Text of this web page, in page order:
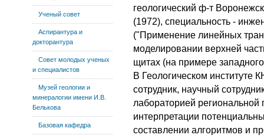
геологический ф-т
(1972), специальность -
("Применение линейных
моделировании верхней
щитах (на примере
В Геологическом институте
сотрудник, научный
лабораторией региональной
интерпретации
составлении алгоритмов и
Ученый совет
Аспирантура и
докторантура
Совет молодых ученых
и специалистов
Музей геологии и
минералогии имени И.В.
Белькова
Базовая кафедра